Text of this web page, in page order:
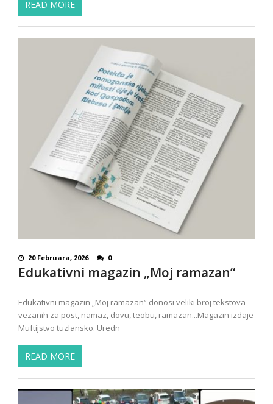
READ MORE
20 Februara, 2026 0
Edukativni magazin „Moj ramazan“
Edukativni magazin „Moj ramazan“ donosi veliki broj tekstova
vezanih za post, namaz, dovu, teobu, ramazan...Magazin izdaje
Muftijstvo tuzlansko. Uredn
READ MORE